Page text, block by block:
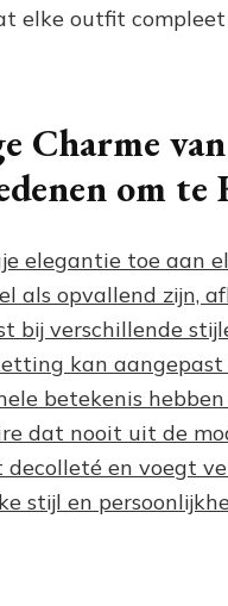
elke outfit
Charme
om
elegantie toe aan
als opvallend zijn,
bij verschillende
kan aangepast
betekenis
dat nooit uit de
en voegt
stijl en